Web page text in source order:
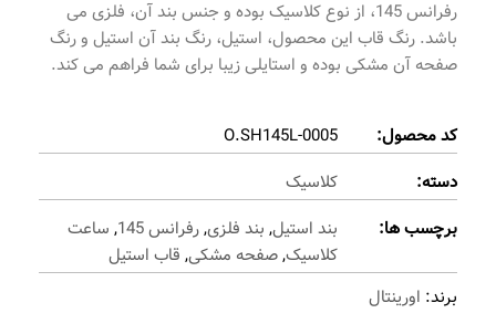
رفرانس 145، از نوع کلاسیک بوده و جنس بند آن، فلزی می
باشد. رنگ قاب این محصول، استیل، رنگ بند آن استیل و رنگ
صفحه آن مشکی بوده و استایلی زیبا برای شما فراهم می کند.
کد محصول:
O.SH145L-0005
دسته:
کلاسیک
برچسب ها:
بند استیل, بند فلزی,رفرانس 145 , ساعت
کلاسیک,صفحه مشکی, قاب استیل
برند: اورینتال